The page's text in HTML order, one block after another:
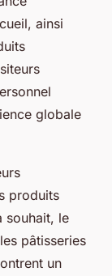
ainsi
globale
produits
souhait, le
pâtisseries
un